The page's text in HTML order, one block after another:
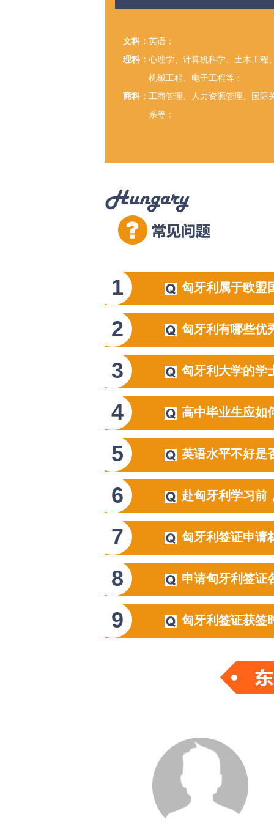
文科： 英语；
理科： 心理学、计算机科学、土木工程
机械工程、电子工程等；
商科： 工商管理、人力资源管理、国际
系等；
1 匈牙利属于欧盟
2 匈牙利有哪些优
3 匈牙利大学的学
4 高中毕业生应如
5 英语水平不好是
6 赴匈牙利学习前
7 匈牙利签证申请
8 申请匈牙利签证
9 匈牙利签证获签